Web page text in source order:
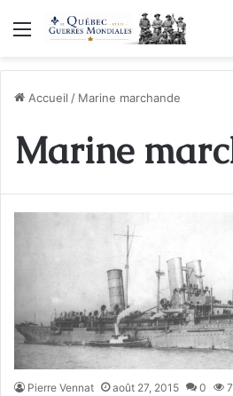
Menu
Accueil / Marine marchande
Marine
Pierre Vennat août 27, 2015 0 7